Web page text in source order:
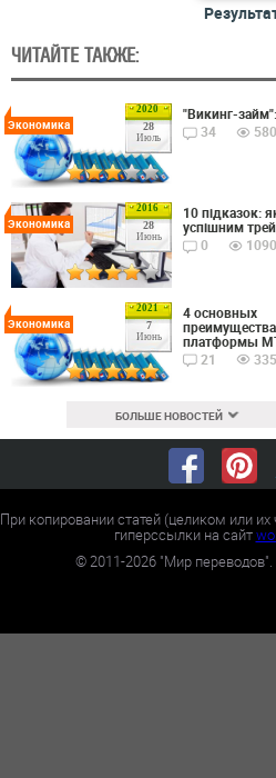
ЧИТАЙТЕ ТАКЖЕ:
2020
28
Июль
Экономика
"Викинг-
34
2016
28
Июнь
Экономика
10 підказок:
успішним
0
2021
7
Июнь
Экономика
4 основных
платформы
21
БОЛЬШЕ НОВОСТЕЙ
При копировании статей (целиком или
гиперссылки на сайт
©2011-2026 "Мир